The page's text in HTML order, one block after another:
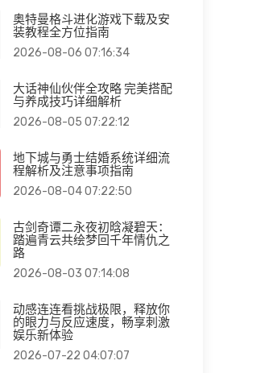
奥特曼格斗进化游戏下载及安
装教程全方位指南
2026-08-06 07:16:34
大话神仙伙伴全攻略 完美搭配
与养成技巧详细解析
2026-08-05 07:22:12
地下城与勇士结婚系统详细流
程解析及注意事项指南
2026-08-04 07:22:50
古剑奇谭二永夜初晗凝碧天：
踏遍青云共绘梦回千年情仇之
路
2026-08-03 07:14:08
动感连连看挑战极限，释放你
的眼力与反应速度，畅享刺激
娱乐新体验
2026-07-22 04:07:07